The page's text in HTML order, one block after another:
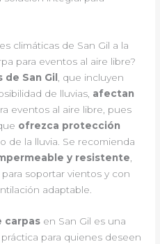
climáticas de San Gil a la
para eventos al aire libre?
San Gil
, que incluyen
de lluvias, afectan
eventos al aire libre, pues
ofrezca protección
de la lluvia. Se recomienda
y resistente
soportar vientos y con
adaptable.
carpas en San Gil es una
para quienes deseen